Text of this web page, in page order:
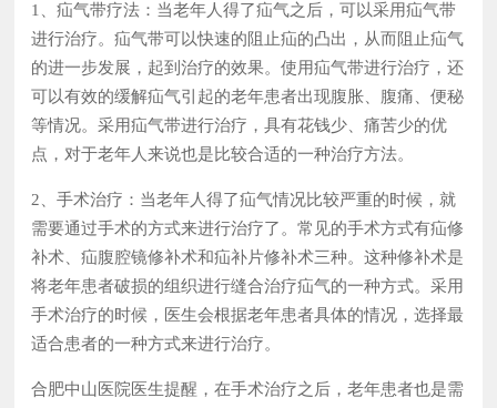
1、疝气带疗法：当老年人得了疝气之后，可以采用疝气带
进行治疗。疝气带可以快速的阻止疝的凸出，从而阻止疝气
的进一步发展，起到治疗的效果。使用疝气带进行治疗，还
可以有效的缓解疝气引起的老年患者出现腹胀、腹痛、便秘
等情况。采用疝气带进行治疗，具有花钱少、痛苦少的优
点，对于老年人来说也是比较合适的一种治疗方法。
2、手术治疗：当老年人得了疝气情况比较严重的时候，就
需要通过手术的方式来进行治疗了。常见的手术方式有疝修
补术、疝腹腔镜修补术和疝补片修补术三种。这种修补术是
将老年患者破损的组织进行缝合治疗疝气的一种方式。采用
手术治疗的时候，医生会根据老年患者具体的情况，选择最
适合患者的一种方式来进行治疗。
合肥中山医院医生提醒，在手术治疗之后，老年患者也是需